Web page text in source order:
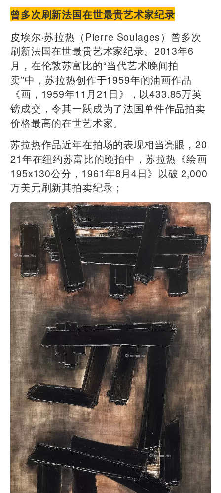
曾多次刷新法国在世最贵艺术家纪录
皮埃尔·苏拉热（Pierre Soulages）曾多次
刷新法国在世最贵艺术家纪录。2013年6
月，在伦敦苏富比的“当代艺术晚间拍
卖”中，苏拉热创作于1959年的油画作品
《画，1959年11月21日》，以433.85万英
镑成交，令其一跃成为了法国单件作品拍卖
价格最高的在世艺术家。
苏拉热作品近年在拍场的表现相当亮眼，20
21年在纽约苏富比的晚拍中，苏拉热《绘画
195x130公分，1961年8月4日》以破 2,000
万美元刷新其拍卖纪录；